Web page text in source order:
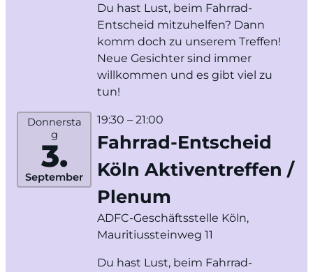
Du hast Lust, beim Fahrrad-
Entscheid mitzuhelfen? Dann
komm doch zu unserem Treffen!
Neue Gesichter sind immer
willkommen und es gibt viel zu
tun!
Donnersta
g
3.
September
19:30 – 21:00
Fahrrad-Entscheid
Köln Aktiventreffen /
Plenum
ADFC-Geschäftsstelle Köln,
Mauritiussteinweg 11
Du hast Lust, beim Fahrrad-